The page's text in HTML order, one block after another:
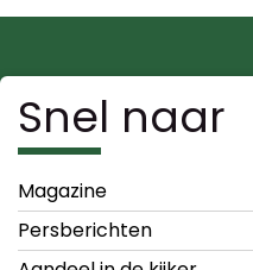
Snel naar
Magazine
Persberichten